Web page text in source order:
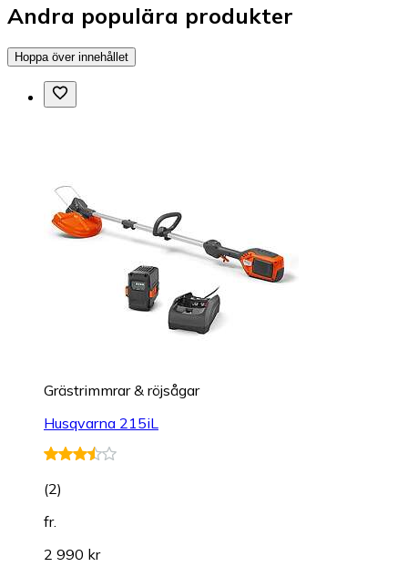
Andra populära produkter
Hoppa över innehållet
Grästrimmrar & röjsågar
Husqvarna 215iL
(2)
fr.
2 990 kr